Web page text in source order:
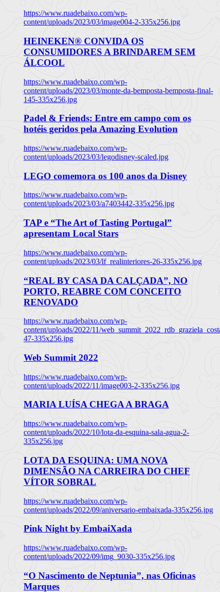
https://www.ruadebaixo.com/wp-
content/uploads/2023/03/image004-2-335x256.jpg
HEINEKEN® CONVIDA OS
CONSUMIDORES A BRINDAREM SEM
ÁLCOOL
https://www.ruadebaixo.com/wp-
content/uploads/2023/03/monte-da-bemposta-bemposta-final-
145-335x256.jpg
Padel & Friends: Entre em campo com os
hotéis geridos pela Amazing Evolution
https://www.ruadebaixo.com/wp-
content/uploads/2023/03/legodisney-scaled.jpg
LEGO comemora os 100 anos da Disney
https://www.ruadebaixo.com/wp-
content/uploads/2023/03/a7403442-335x256.jpg
TAP e “The Art of Tasting Portugal”
apresentam Local Stars
https://www.ruadebaixo.com/wp-
content/uploads/2023/03/lf_realinteriores-26-335x256.jpg
“REAL BY CASA DA CALÇADA”, NO
PORTO, REABRE COM CONCEITO
RENOVADO
https://www.ruadebaixo.com/wp-
content/uploads/2022/11/
47-335x256.jpg
Web Summit 2022
https://www.ruadebaixo.com/wp-
content/uploads/2022/11/image003-2-335x256.jpg
MARIA LUÍSA CHEGA A BRAGA
https://www.ruadebaixo.com/wp-
content/uploads/2022/10/lota-da-esquina-sala-agua-2-
335x256.jpg
LOTA DA ESQUINA: UMA NOVA
DIMENSÃO NA CARREIRA DO CHEF
VÍTOR SOBRAL
https://www.ruadebaixo.com/wp-
content/uploads/2022/09/aniversario-embaixada-335x256.jpg
Pink Night by EmbaiXada
https://www.ruadebaixo.com/wp-
content/uploads/2022/09/img_9030-335x256.jpg
“O Nascimento de Neptunia”, nas Oficinas
Marques